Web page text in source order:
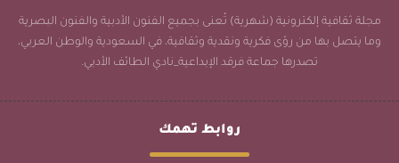
مجلة ثقافية إلكترونية (شهرية) تُعنى بجميع الفنون الأدبية والفنون البصرية
وما يتصل بها من رؤى فكرية ونقدية وثقافية، في السعودية والوطن العربي،
تصدرها جماعة فرقد الإبداعية_نادي الطائف الأدبي.
روابط تهمك